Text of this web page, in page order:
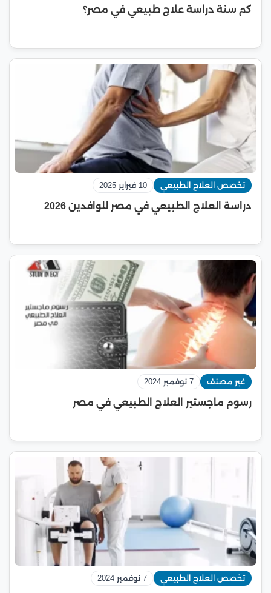
كم سنة دراسة علاج طبيعي في مصر؟
تخصص العلاج الطبيعي 10 فبراير 2025
دراسة العلاج الطبيعي في مصر للوافدين 2026
غير مصنف 7 نوفمبر 2024
رسوم ماجستير العلاج الطبيعي في مصر
تخصص العلاج الطبيعي 7 نوفمبر 2024